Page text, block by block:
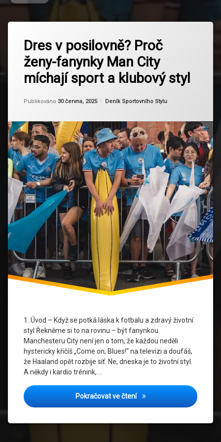
Dres v posilovně? Proč
ženy-fanynky Man City
míchají sport a klubový styl
Publikováno 30 června, 2025
Od Ruby
Kategorie:
Deník Sportovního Stylu
1. Úvod – Když se potká láska k fotbalu a zdravý životní
styl Řekněme si to na rovinu – být fanynkou
Manchesteru City není jen o tom, že každou neděli
hystericky křičíš „Come on, Blues!“ na televizi a doufáš,
že Haaland opět rozbije síť. Ne, dneska je to životní styl.
A někdy i kardio trénink, …
Pokračovat ve čteníDres v posilovně? Proč
City
Girls
Cityzens
Dres V
Fitness
Fanynka
fotbalová
móda
Manchester
City
Sky
Sportovní
styl
A
Fotbal
komentář
na
Dres
v
posilovně?
Proč
fanynky
City
míchají
sport
a
klubový
styl